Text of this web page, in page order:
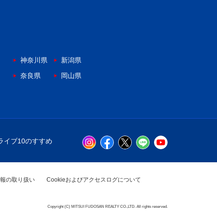
神奈川県
新潟県
奈良県
岡山県
イブ10のすすめ
の取り扱い Cookieおよびアクセスログについて
Copyright (C) MITSUI FUDOSAN REALTY CO.,LTD. All rights reserved.